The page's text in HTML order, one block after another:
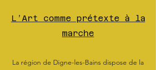
L’Art comme prétexte à la
marche
La région de Digne-les-Bains dispose de la